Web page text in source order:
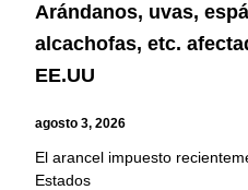
Arándanos, uvas,
alcachofas, etc.
EE.UU
agosto 3, 2026
El arancel impuesto
Estados